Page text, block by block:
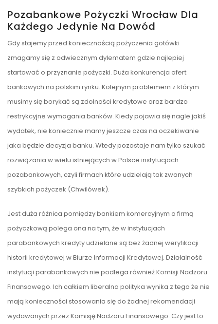
Pozabankowe Pożyczki Wrocław Dla
Każdego Jedynie Na Dowód
Gdy stajemy przed koniecznością pożyczenia gotówki
zmagamy się z odwiecznym dylematem gdzie najlepiej
startować o przyznanie pożyczki. Duża konkurencja ofert
bankowych na polskim rynku. Kolejnym problemem z którym
musimy się borykać są zdolności kredytowe oraz bardzo
restrykcyjne wymagania banków. Kiedy pojawia się nagle jakiś
wydatek, nie koniecznie mamy jeszcze czas na oczekiwanie
jaka będzie decyzja banku. Wtedy pozostaje nam tylko szukać
rozwiązania w wielu istniejących w Polsce instytucjach
pozabankowych, czyli firmach które udzielają tak zwanych
szybkich pożyczek (Chwilówek).
Jest duża różnica pomiędzy bankiem komercyjnym a firmą
pożyczkową polega ona na tym, że w instytucjach
parabankowych kredyty udzielane są bez żadnej weryfikacji
historii kredytowej w Biurze Informacji Kredytowej. Działalność
instytucji parabankowych nie podlega również Komisji Nadzoru
Finansowego. Ich całkiem liberalna polityka wynika z tego że nie
mają konieczności stosowania się do żadnej rekomendacji
wydawanych przez Komisję Nadzoru Finansowego. Czy jest to